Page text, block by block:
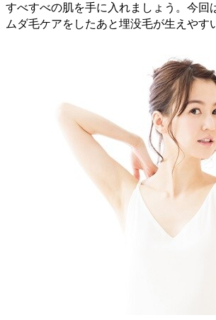
すべすべの肌を手に入れましょう。今回
ムダ毛ケアをしたあと埋没毛が生えやす